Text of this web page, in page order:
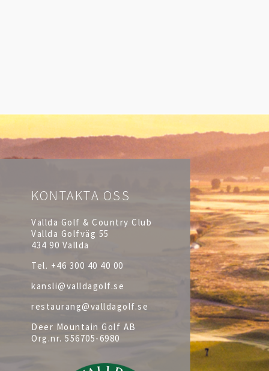
KONTAKTA OSS
Vallda Golf & Country Club
Vallda Golfväg 55
434 90 Vallda
Tel. +46 300 40 40 00
kansli@valldagolf.se
restaurang@valldagolf.se
Deer Mountain Golf AB
Org.nr. 556705-6980